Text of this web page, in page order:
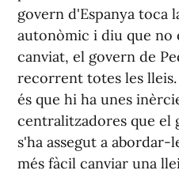
govern d'Espanya toca
autonòmic i diu que no
canviat, el govern de
recorrent totes les lleis.
és que hi ha unes
centralitzadores que el
s'ha assegut a abordar-
més fàcil canviar una